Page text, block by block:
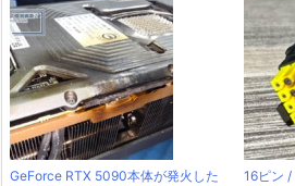
GeForce RTX 5090本体が発火した
16ピン